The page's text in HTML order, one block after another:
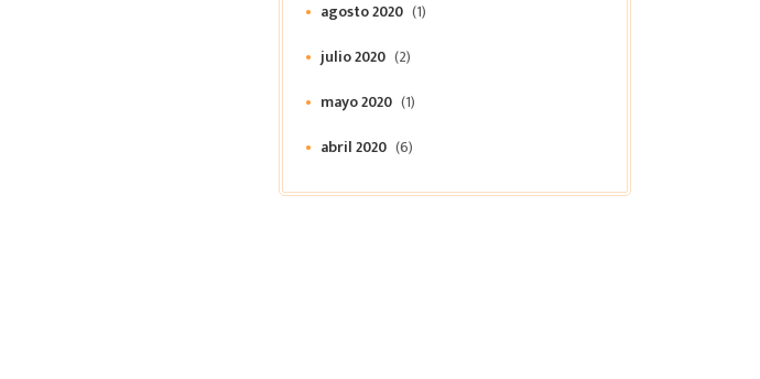
agosto 2020 (1)
julio 2020 (2)
mayo 2020 (1)
abril 2020 (6)